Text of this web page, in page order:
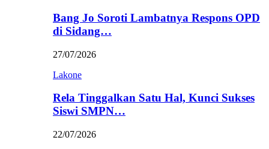
Bang Jo Soroti Lambatnya Respons OPD
di Sidang…
27/07/2026
Lakone
Rela Tinggalkan Satu Hal, Kunci Sukses
Siswi SMPN…
22/07/2026